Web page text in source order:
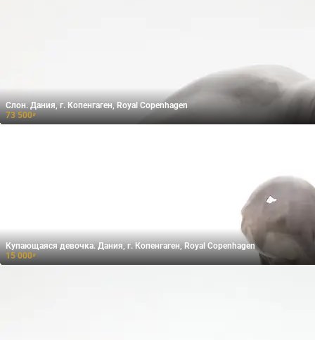
Слон. Дания, г. Копенгаген, Royal Copenhagen
73 500₽
Купающаяся девочка. Дания, г. Копенгаген, Royal Copenhagen
15 000₽